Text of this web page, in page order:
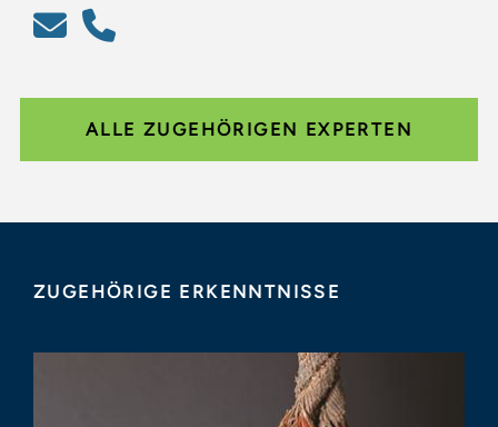
ALLE ZUGEHÖRIGEN EXPERTEN
ZUGEHÖRIGE ERKENNTNISSE